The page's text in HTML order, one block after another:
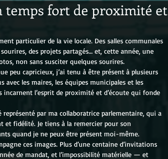
temps fort de proximité et
particulier de la vie locale. Des salles communales
des projets partagés… et, cette année, une
non sans susciter quelques sourires.
peu capricieux, j’ai tenu à être présent à plusieurs
avec les maires, les équipes municipales et les
l’esprit de proximité et d’écoute qui fonde
par ma collaboratrice parlementaire, qui a
et fidélité. Je tiens à la remercier pour son
quand je ne peux être présent moi-même.
ces images. Plus d’une centaine d’invitations
de mandat, et l’impossibilité matérielle — et